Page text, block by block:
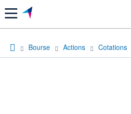
Menu
Bourse Actions Cotations